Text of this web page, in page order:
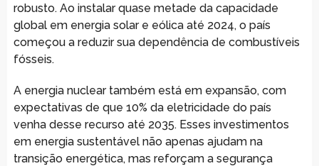
robusto. Ao instalar quase metade da capacidade
global em energia solar e eólica até 2024, o país
começou a reduzir sua dependência de combustíveis
fósseis.
A energia nuclear também está em expansão, com
expectativas de que 10% da eletricidade do país
venha desse recurso até 2035. Esses investimentos
em energia sustentável não apenas ajudam na
transição energética, mas reforçam a segurança